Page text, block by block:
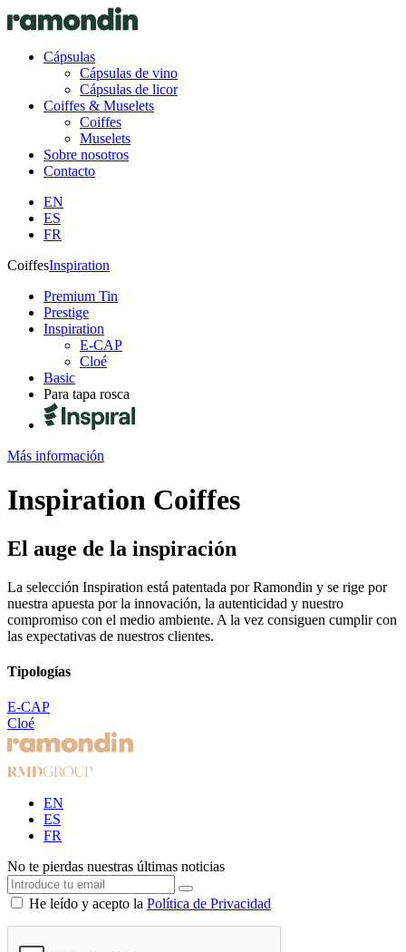
Cápsulas
Cápsulas de vino
Cápsulas de licor
Coiffes & Muselets
Coiffes
Muselets
Sobre nosotros
Contacto
EN
ES
FR
CoiffesInspiration
Premium Tin
Prestige
Inspiration
E-CAP
Cloé
Basic
Para tapa rosca
Más información
Inspiration Coiffes
El auge de la inspiración
La selección Inspiration está patentada por Ramondin y se rige por
nuestra apuesta por la innovación, la autenticidad y nuestro
compromiso con el medio ambiente. A la vez consiguen cumplir con
las expectativas de nuestros clientes.
Tipologías
E-CAP
Cloé
EN
ES
FR
No te pierdas nuestras últimas noticias
He leído y acepto la Política de Privacidad